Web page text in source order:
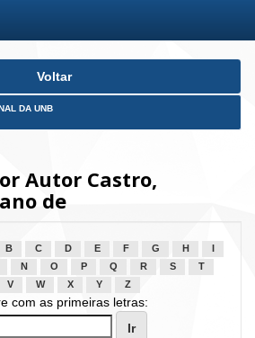
Voltar
DA UNB
Autor Castro,
de
B C D E F G H
N O P Q R S
T
V W X Y Z
com as primeiras letras: